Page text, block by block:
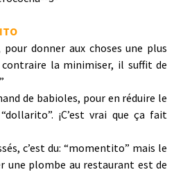
donner aux choses une plus
la minimiser, il suffit de
de babioles, pour en réduire le
¡C’est vrai que ça fait
c’est du: “momentito” mais le
une plombe au restaurant est de